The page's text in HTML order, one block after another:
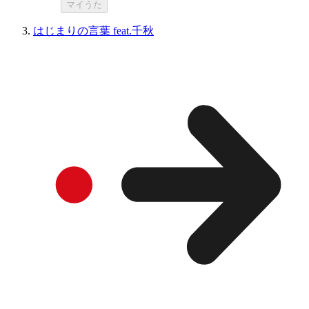
マイうた
はじまりの言葉 feat.千秋